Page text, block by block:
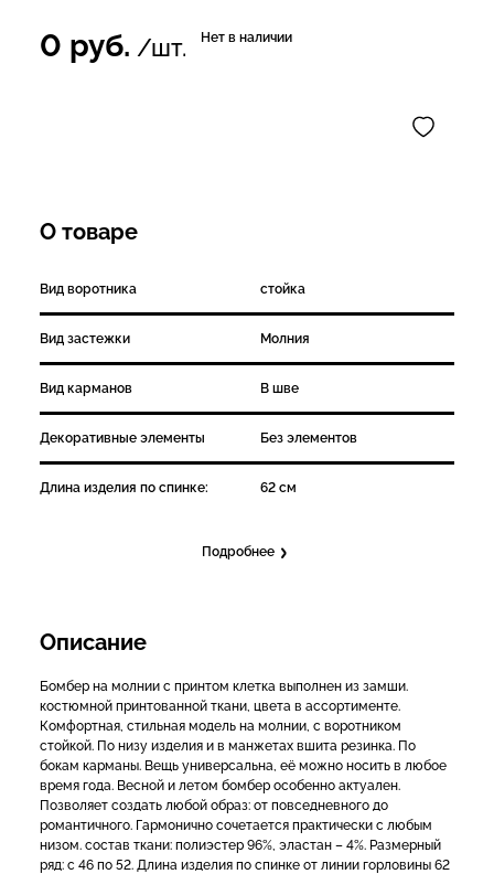
0 руб. /шт. Нет в наличии
О товаре
Вид воротника стойка
Вид застежки Молния
Вид карманов В шве
Декоративные элементы Без элементов
Длина изделия по спинке: 62 см
Подробнее
Описание
Бомбер на молнии с принтом клетка выполнен из замши.
костюмной принтованной ткани, цвета в ассортименте.
Комфортная, стильная модель на молнии, с воротником
стойкой. По низу изделия и в манжетах вшита резинка. По
бокам карманы. Вещь универсальна, её можно носить в любое
время года. Весной и летом бомбер особенно актуален.
Позволяет создать любой образ: от повседневного до
романтичного. Гармонично сочетается практически с любым
низом. состав ткани: полиэстер 96%, эластан – 4%. Размерный
ряд: с 46 по 52. Длина изделия по спинке от линии горловины 62